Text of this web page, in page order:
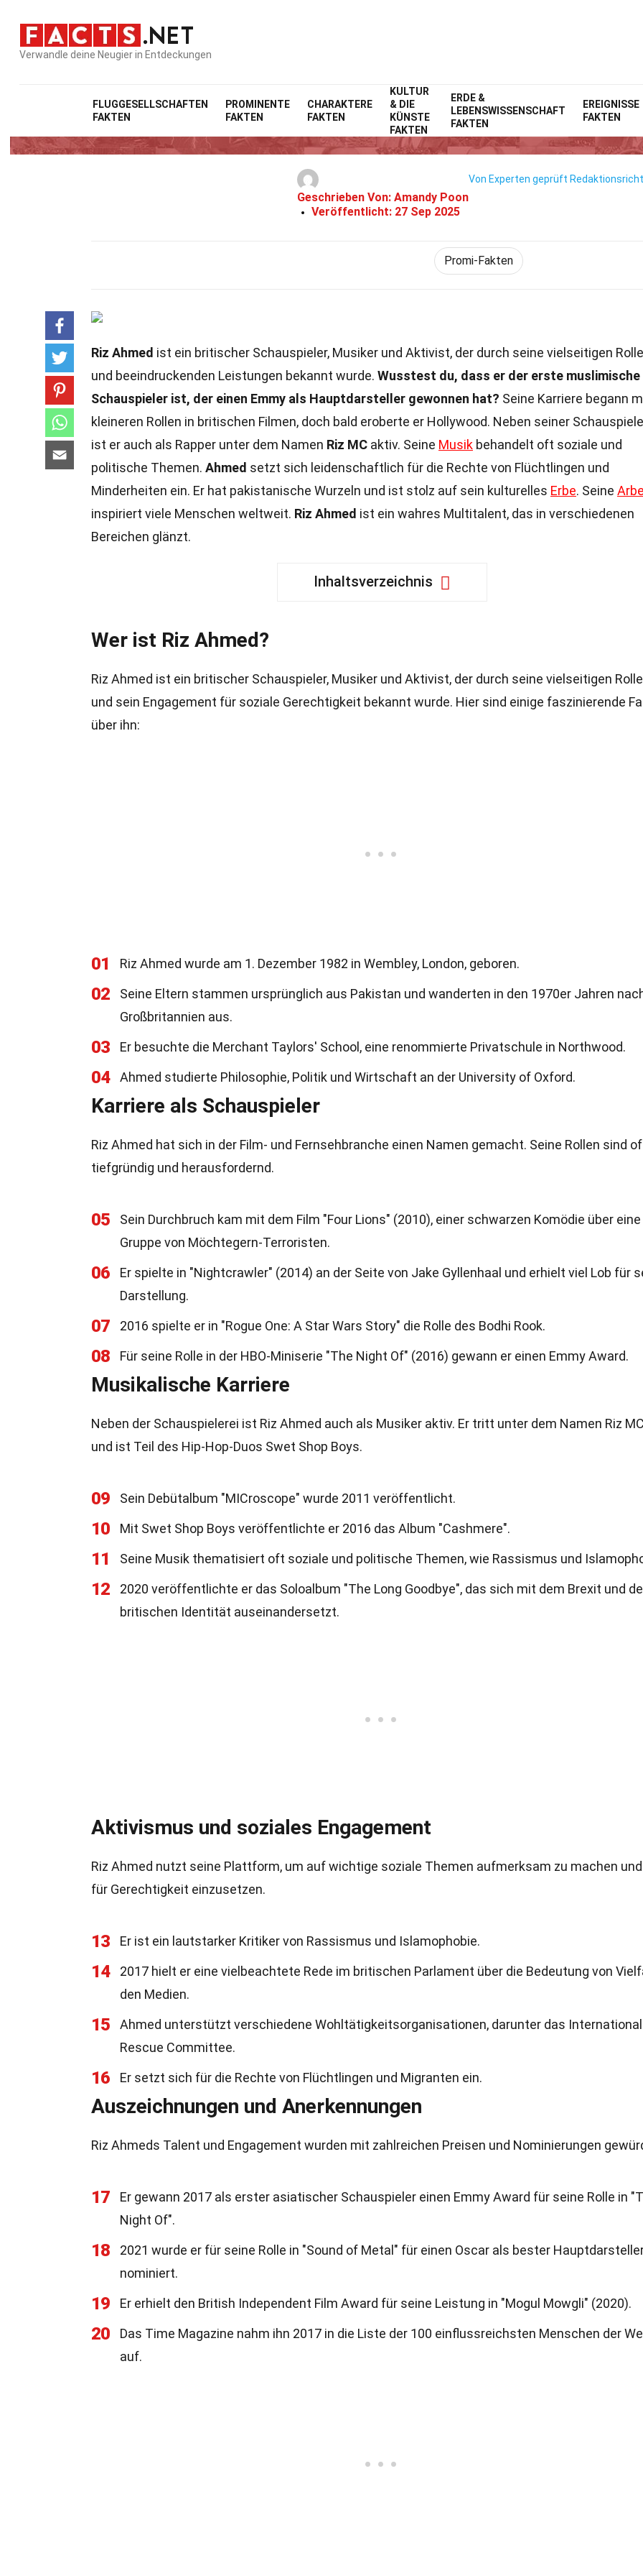
Verwandle deine Neugier in Entdeckungen
FLUGGESELLSCHAFTEN
FAKTEN
PROMINENTE
FAKTEN
CHARAKTERE
FAKTEN
KULTUR
& DIE
KÜNSTE
FAKTEN
ERDE &
LEBENSWISSENSCHAFT
FAKTEN
EREIGNISSE
FAKTEN
Home Prominente
28 Fakten Über Riz Ahmed
Geschrieben Von: Amandy Poon
Veröffentlicht: 27 Sep 2025
Von Experten geprüft
Promi-Fakten
Riz Ahmed ist ein britischer Schauspieler, Musiker und Aktivist, der durch seine vielseitigen
und beeindruckenden Leistungen bekannt wurde. Wusstest du, dass er der erste muslimische
Schauspieler ist, der einen Emmy als Hauptdarsteller gewonnen hat? Seine Karriere begann
kleineren Rollen in britischen Filmen, doch bald eroberte er Hollywood. Neben seiner
ist er auch als Rapper unter dem Namen Riz MC aktiv. Seine Musik behandelt oft soziale und
politische Themen. Ahmed setzt sich leidenschaftlich für die Rechte von Flüchtlingen und
Minderheiten ein. Er hat pakistanische Wurzeln und ist stolz auf sein kulturelles Erbe. Seine
inspiriert viele Menschen weltweit. Riz Ahmed ist ein wahres Multitalent, das in verschiedenen
Bereichen glänzt.
Inhaltsverzeichnis
Wer ist Riz Ahmed?
Riz Ahmed ist ein britischer Schauspieler, Musiker und Aktivist, der durch seine vielseitigen
und sein Engagement für soziale Gerechtigkeit bekannt wurde. Hier sind einige faszinierende
über ihn:
01 Riz Ahmed wurde am 1. Dezember 1982 in Wembley, London, geboren.
02
Seine Eltern stammen ursprünglich aus Pakistan und wanderten in den 1970er Jahren
Großbritannien aus.
03 Er besuchte die Merchant Taylors' School, eine renommierte Privatschule in Northwood.
04 Ahmed studierte Philosophie, Politik und Wirtschaft an der University of Oxford.
Karriere als Schauspieler
Riz Ahmed hat sich in der Film- und Fernsehbranche einen Namen gemacht. Seine Rollen sind
tiefgründig und herausfordernd.
05
Sein Durchbruch kam mit dem Film "Four Lions" (2010), einer schwarzen Komödie über eine
Gruppe von Möchtegern-Terroristen.
06
Er spielte in "Nightcrawler" (2014) an der Seite von Jake Gyllenhaal und erhielt viel Lob für
Darstellung.
07 2016 spielte er in "Rogue One: A Star Wars Story" die Rolle des Bodhi Rook.
08 Für seine Rolle in der HBO-Miniserie "The Night Of" (2016) gewann er einen Emmy Award.
Musikalische Karriere
Neben der Schauspielerei ist Riz Ahmed auch als Musiker aktiv. Er tritt unter dem Namen Riz
und ist Teil des Hip-Hop-Duos Swet Shop Boys.
09 Sein Debütalbum "MICroscope" wurde 2011 veröffentlicht.
10 Mit Swet Shop Boys veröffentlichte er 2016 das Album "Cashmere".
11 Seine Musik thematisiert oft soziale und politische Themen, wie Rassismus und
12
2020 veröffentlichte er das Soloalbum "The Long Goodbye", das sich mit dem Brexit und
britischen Identität auseinandersetzt.
Aktivismus und soziales Engagement
Riz Ahmed nutzt seine Plattform, um auf wichtige soziale Themen aufmerksam zu machen
für Gerechtigkeit einzusetzen.
13 Er ist ein lautstarker Kritiker von Rassismus und Islamophobie.
14
2017 hielt er eine vielbeachtete Rede im britischen Parlament über die Bedeutung von
den Medien.
15
Ahmed unterstützt verschiedene Wohltätigkeitsorganisationen, darunter das International
Rescue Committee.
16 Er setzt sich für die Rechte von Flüchtlingen und Migranten ein.
Auszeichnungen und Anerkennungen
Riz Ahmeds Talent und Engagement wurden mit zahlreichen Preisen und Nominierungen
17
Er gewann 2017 als erster asiatischer Schauspieler einen Emmy Award für seine Rolle in
Night Of".
18
2021 wurde er für seine Rolle in "Sound of Metal" für einen Oscar als bester
nominiert.
19 Er erhielt den British Independent Film Award für seine Leistung in "Mogul Mowgli" (2020).
20
Das Time Magazine nahm ihn 2017 in die Liste der 100 einflussreichsten Menschen der
auf.